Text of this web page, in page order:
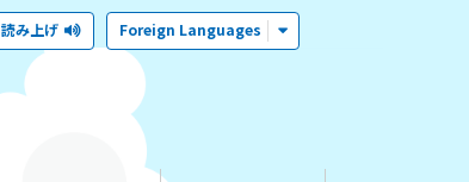
読み上げ Foreign Languages